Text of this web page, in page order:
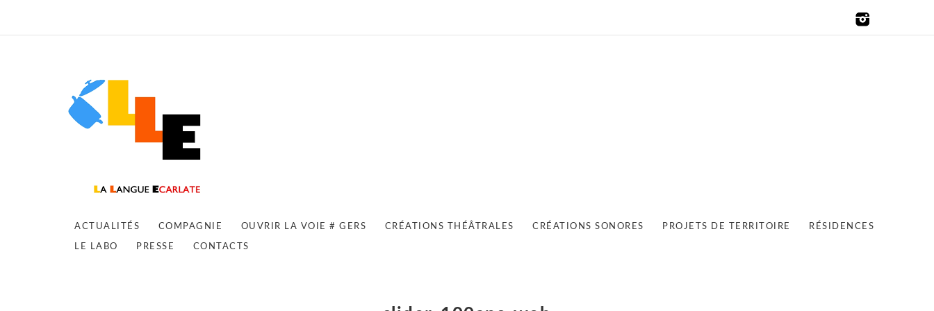
ACTUALITÉS COMPAGNIE OUVRIR LA VOIE # GERS CRÉATIONS THÉÂTRALES CRÉATIONS SONORES PROJETS DE TERRITOIRE RÉSIDENCES
LE LABO PRESSE CONTACTS